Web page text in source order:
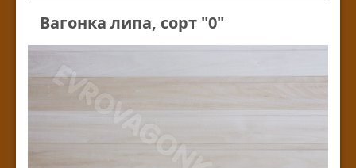
Вагонка липа, сорт "0"